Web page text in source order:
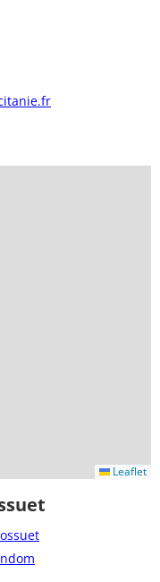
Leaflet